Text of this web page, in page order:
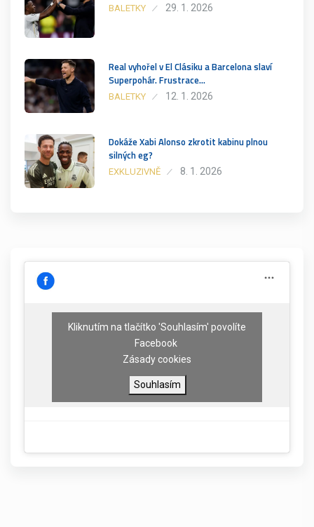
BALETKY 29. 1. 2026
Real vyhořel v El Clásiku a Barcelona slaví
Superpohár. Frustrace…
BALETKY 12. 1. 2026
Dokáže Xabi Alonso zkrotit kabinu plnou
silných eg?
EXKLUZIVNĚ 8. 1. 2026
Kliknutím na tlačítko 'Souhlasím' povolíte
Facebook
Zásady cookies
Souhlasím